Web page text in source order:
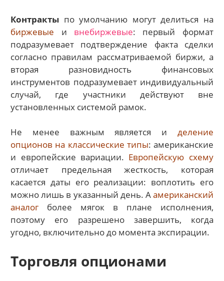
Контракты по умолчанию могут делиться на
биржевые и внебиржевые: первый формат
подразумевает подтверждение факта сделки
согласно правилам рассматриваемой биржи, а
вторая разновидность финансовых
инструментов подразумевает индивидуальный
случай, где участники действуют вне
установленных системой рамок.
Не менее важным является и деление
опционов на классические типы: американские
и европейские вариации. Европейскую схему
отличает предельная жесткость, которая
касается даты его реализации: воплотить его
можно лишь в указанный день. Аамериканский
аналог более мягок в плане исполнения,
поэтому его разрешено завершить, когда
угодно, включительно до момента экспирации.
Торговля опционами